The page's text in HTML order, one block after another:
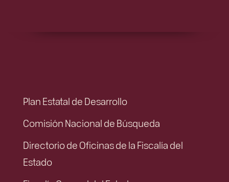
Plan Estatal de Desarrollo
Comisión Nacional de Búsqueda
Directorio de Oficinas de la Fiscalía del
Estado